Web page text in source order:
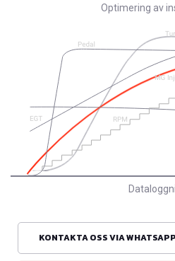
Optimering av
KONTAKTA OSS VIA